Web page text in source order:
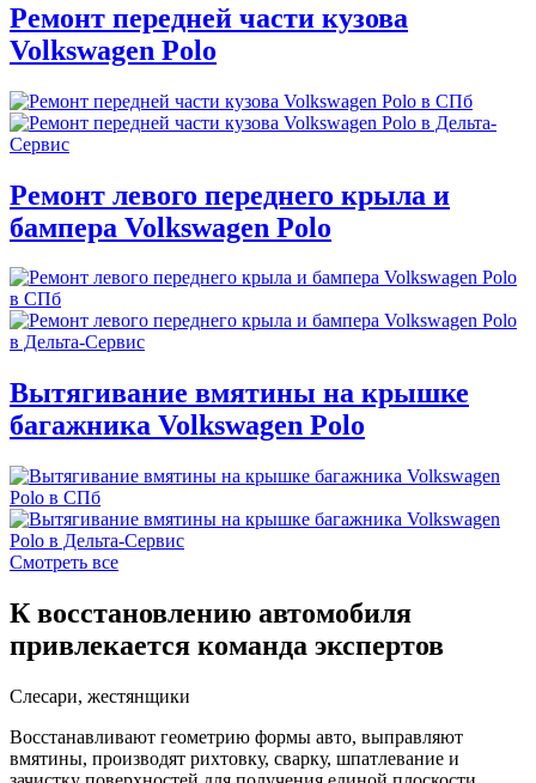
Ремонт передней части кузова
Volkswagen Polo
Ремонт левого переднего крыла и
бампера Volkswagen Polo
Вытягивание вмятины на крышке
багажника Volkswagen Polo
Смотреть все
К восстановлению автомобиля
привлекается команда экспертов
Слесари, жестянщики
Восстанавливают геометрию формы авто, выправляют
вмятины, производят рихтовку, сварку, шпатлевание и